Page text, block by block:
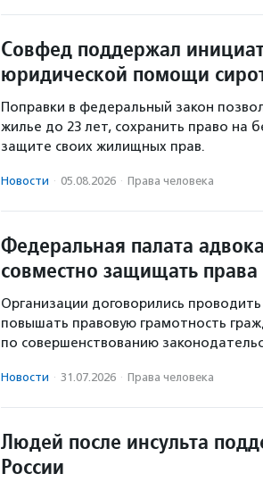
Совфед поддержал
юридической помощи
Поправки в федеральный закон
жилье до 23 лет, сохранить право на
защите своих жилищных прав.
Новости · 05.08.2026 · Права человека
Федеральная палата
совместно защищать
Организации договорились
повышать правовую грамотность
по совершенствованию
Новости · 31.07.2026 · Права человека
Людей после инсульта
России